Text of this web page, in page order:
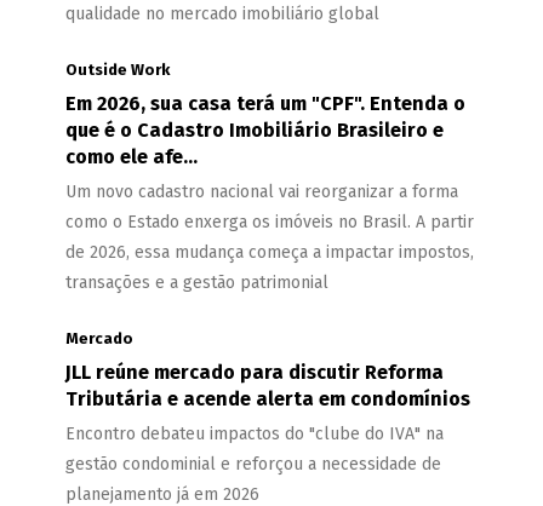
qualidade no mercado imobiliário global
Outside Work
Em 2026, sua casa terá um "CPF". Entenda o
que é o Cadastro Imobiliário Brasileiro e
como ele afe...
Um novo cadastro nacional vai reorganizar a forma
como o Estado enxerga os imóveis no Brasil. A partir
de 2026, essa mudança começa a impactar impostos,
transações e a gestão patrimonial
Mercado
JLL reúne mercado para discutir Reforma
Tributária e acende alerta em condomínios
Encontro debateu impactos do "clube do IVA" na
gestão condominial e reforçou a necessidade de
planejamento já em 2026